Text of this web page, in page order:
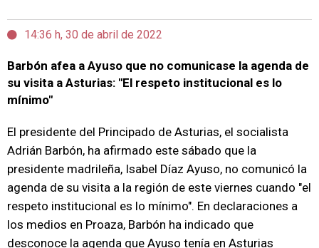
14:36 h, 30 de abril de 2022
Barbón afea a Ayuso que no comunicase la agenda de
su visita a Asturias: "El respeto institucional es lo
mínimo"
El presidente del Principado de Asturias, el socialista
Adrián Barbón, ha afirmado este sábado que la
presidente madrileña, Isabel Díaz Ayuso, no comunicó la
agenda de su visita a la región de este viernes cuando "el
respeto institucional es lo mínimo". En declaraciones a
los medios en Proaza, Barbón ha indicado que
desconoce la agenda que Ayuso tenía en Asturias